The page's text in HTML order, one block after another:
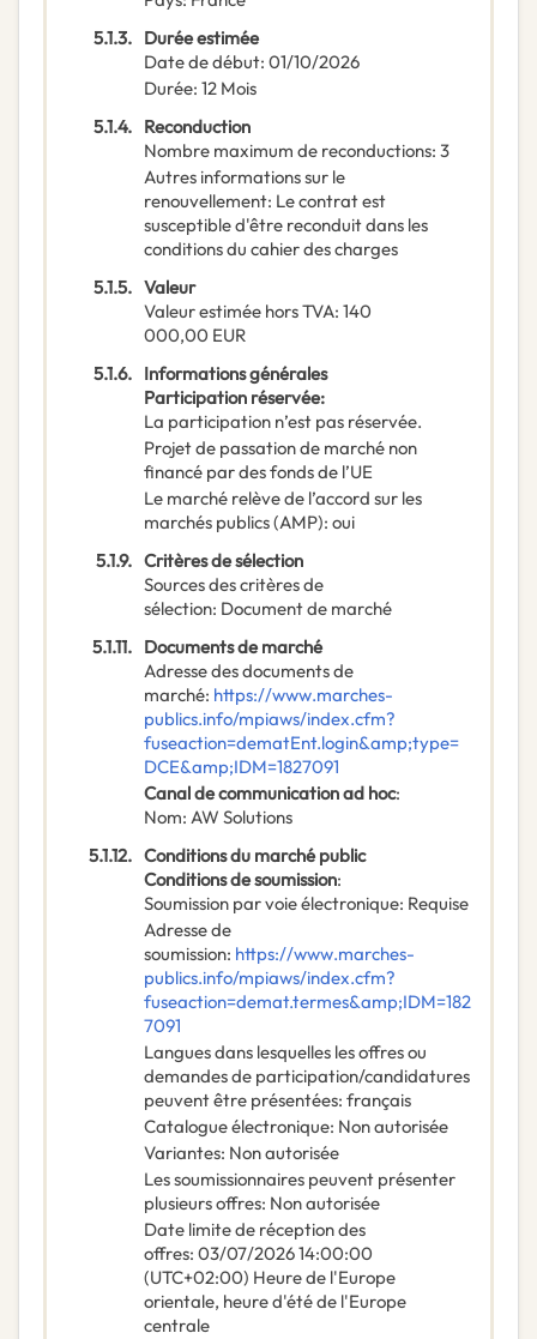
5.1.3. Durée estimée
Date de début: 01/10/2026
Durée: 12 Mois
5.1.4. Reconduction
Nombre maximum de reconductions: 3
Autres informations sur le
renouvellement: Le contrat est
susceptible d'être reconduit dans les
conditions du cahier des charges
5.1.5. Valeur
Valeur estimée hors TVA: 140
000,00 EUR
5.1.6. Informations générales
Participation réservée:
La participation n’est pas réservée.
Projet de passation de marché non
financé par des fonds de l’UE
Le marché relève de l’accord sur les
marchés publics (AMP): oui
5.1.9. Critères de sélection
Sources des critères de
sélection: Document de marché
5.1.11. Documents de marché
Adresse des documents de
marché: https://www.marches-
publics.info/mpiaws/index.cfm?
fuseaction=dematEnt.login&amp;type=
DCE&amp;IDM=1827091
Canal de communication ad hoc:
Nom: AW Solutions
5.1.12. Conditions du marché public
Conditions de soumission:
Soumission par voie électronique: Requise
Adresse de
soumission: https://www.marches-
publics.info/mpiaws/index.cfm?
fuseaction=demat.termes&amp;IDM=182
7091
Langues dans lesquelles les offres ou
demandes de participation/candidatures
peuvent être présentées: français
Catalogue électronique: Non autorisée
Variantes: Non autorisée
Les soumissionnaires peuvent présenter
plusieurs offres: Non autorisée
Date limite de réception des
offres: 03/07/202614:00:00
(UTC+02:00) Heure de l'Europe
orientale, heure d'été de l'Europe
centrale